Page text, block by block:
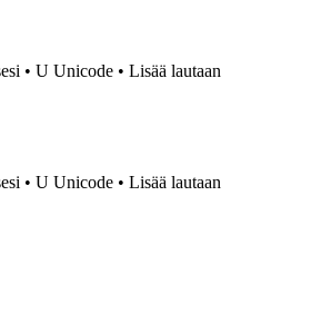
• U Unicode • Lisää lautaan
• U Unicode • Lisää lautaan